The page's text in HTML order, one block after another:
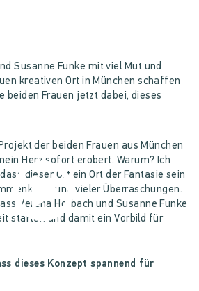
Susanne Funke mit viel Mut und
kreativen Ort in München schaffen
beiden Frauen jetzt dabei, dieses
der beiden Frauen aus München
Herz sofort erobert. Warum? Ich
dieser Ort ein Ort der Fantasie sein
und vieler Überraschungen.
Verena Horbach und Susanne Funke
starten und damit ein Vorbild für
dieses Konzept spannend für